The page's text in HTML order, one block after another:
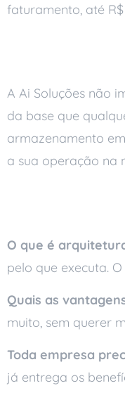
faturamento, até
A Ai Soluções não
da base que
armazenamento
a sua operação na
O que é
pelo que executa.
Quais as
muito, sem querer
Toda empresa
já entrega os